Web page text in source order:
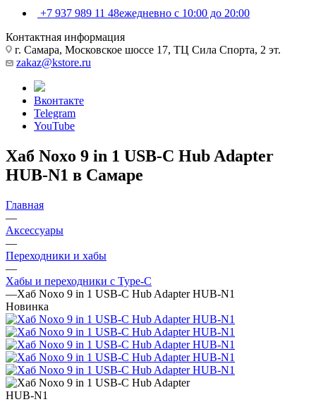
+7 937 989 11 48ежедневно с 10:00 до 20:00
Контактная информация
г. Самара, Московское шоссе 17, ТЦ Сила Спорта, 2 эт.
zakaz@kstore.ru
Вконтакте
Telegram
YouTube
Хаб Noxo 9 in 1 USB-C Hub Adapter
HUB-N1 в Самаре
Главная
—
Аксессуары
—
Переходники и хабы
—
Хабы и переходники с Type-C
—Хаб Noxo 9 in 1 USB-C Hub Adapter HUB-N1
Новинка